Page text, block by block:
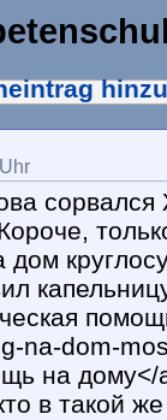
na-dom-
на
в такой